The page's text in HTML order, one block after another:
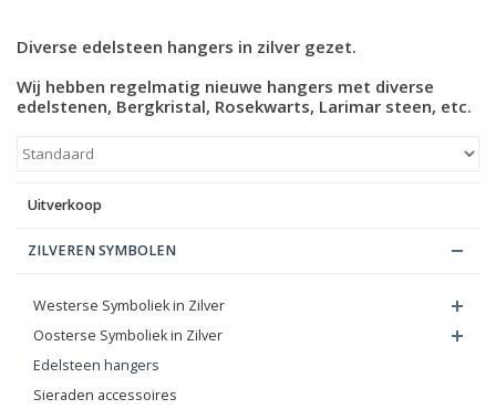
Blog
Diverse edelsteen hangers in zilver gezet.
Wij hebben regelmatig nieuwe hangers met diverse
edelstenen, Bergkristal, Rosekwarts, Larimar steen, etc.
Uitverkoop
ZILVEREN SYMBOLEN
Westerse Symboliek in Zilver
Oosterse Symboliek in Zilver
Edelsteen hangers
Sieraden accessoires